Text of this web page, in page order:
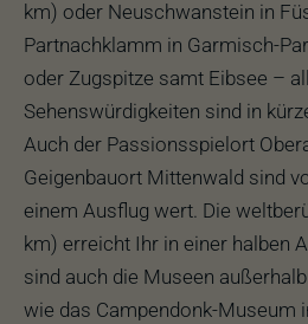
km) oder Neuschwanstein in
Partnachklamm in Garmisch-
oder Zugspitze samt Eibsee –
Sehenswürdigkeiten sind in
Auch der Passionsspielort
Geigenbauort Mittenwald sind
einem Ausflug wert. Die
km) erreicht Ihr in einer halben
sind auch die Museen
wie das Campendonk-Museum